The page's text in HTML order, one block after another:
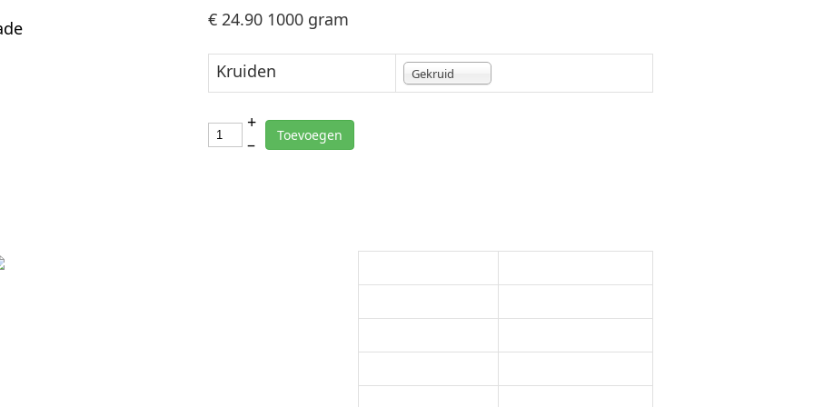
€ 24.90 1000 gram
Kruiden Gekruid
+
–
Toevoegen